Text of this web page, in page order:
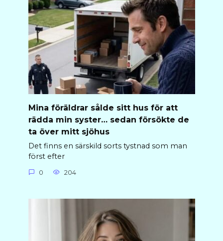
Mina föräldrar sålde sitt hus för att
rädda min syster… sedan försökte de
ta över mitt sjöhus
Det finns en särskild sorts tystnad som man
först efter
0 204